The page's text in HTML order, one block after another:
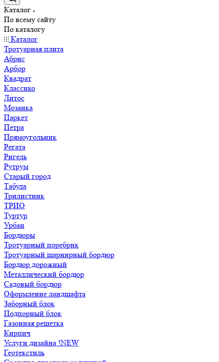
Каталог
По всему сайту
По каталогу
Каталог
Тротуарная плита
Абрис
Арбор
Квадрат
Классико
Литос
Мозаика
Паркет
Петра
Прямоугольник
Регата
Ригель
Рутрум
Старый город
Табула
Трилистник
ТРИО
Туртур
Урбан
Бордюры
Тротуарный поребрик
Тротуарный шарнирный бордюр
Бордюр дорожный
Металлический бордюр
Садовый бордюр
Оформление ландшафта
Заборный блок
Подпорный блок
Газонная решетка
Кирпич
Услуги дизайна !NEW
Геотекстиль